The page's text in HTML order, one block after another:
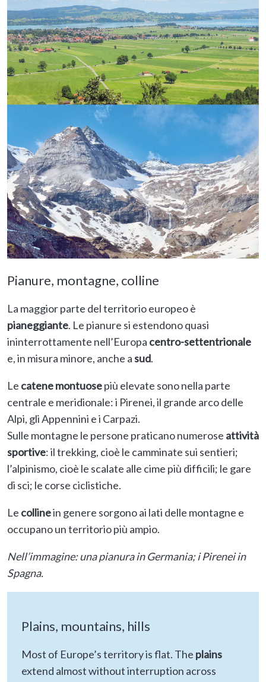
Pianure, montagne, colline
La maggior parte del territorio europeo è
pianeggiante. Le pianure si estendono quasi
ininterrottamente nell’Europa centro-settentrionale
e, in misura minore, anche asud.
Le catene montuosepiù elevate sono nella parte
centrale e meridionale: i Pirenei, il grande arco delle
Alpi, gli Appennini e i Carpazi.
Sulle montagne le persone praticano numerose attività
sportive: il trekking, cioè le camminate sui sentieri;
l’alpinismo, cioè le scalate alle cime più difficili; le gare
di sci; le corse ciclistiche.
Le collinein genere sorgono ai lati delle montagne e
occupano un territorio più ampio.
Nell’immagine: una pianura in Germania; i Pirenei in
Spagna.
Plains, mountains, hills
Most of Europe’s territory is flat. The plains
extend almost without interruption across